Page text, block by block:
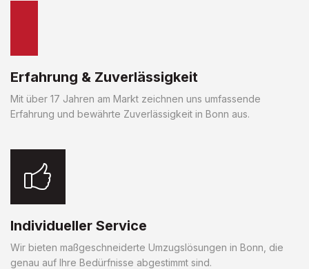
Erfahrung & Zuverlässigkeit
Mit über 17 Jahren am Markt zeichnen uns umfassende
Erfahrung und bewährte Zuverlässigkeit in Bonn aus.
Individueller Service
Wir bieten maßgeschneiderte Umzugslösungen in Bonn, die
genau auf Ihre Bedürfnisse abgestimmt sind.